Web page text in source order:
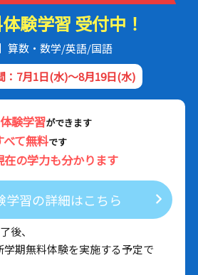
験学習 受付中！
】算数・数学/英語/国語
：7月1日(水)～8月19日(水)
験学習ができます
べて無料です
在の学力も分かります
学習の詳細はこちら
後、
期無料体験を実施する予定で